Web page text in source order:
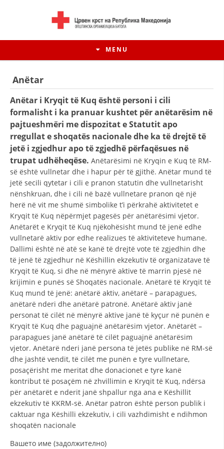
MENU
HISTORIA E LËVIZJES
HISTORIA E KRYQIT TË KUQ
STRUKTURA E ORGANIZATËS
KONTAKT INFORMACIONE
ANËTARËSIMI NË STRUKTURAT PROFESIONALE
LIGJI I KRYQIT TË KUQ
STATUTI I KRYQIT TË KUQ
ORGANIZIMI DHE ZHVILLIMI
BORDI DREJTUES
STRUKTURA DHE STRUKTURA ORGANIZATIVE
Anëtar
Anëtar i Kryqit të Kuq është personi i cili
formalisht i ka pranuar kushtet për anëtarësim në
pajtueshmëri me dispozitat e Statutit apo
rregullat e shoqatës nacionale dhe ka të drejtë të
jetë i zgjedhur apo të zgjedhë përfaqësues në
trupat udhëheqëse. Anëtarësimi në Kryqin e Kuq të RM-
së është vullnetar dhe i hapur për të gjithë. Anëtar mund të
jetë secili qytetar i cili e pranon statutin dhe vullnetarisht
nënshkruan, dhe i cili në bazë vullnetare pranon që një
herë në vit me shumë simbolike t’i përkrahë aktivitetet e
Kryqit të Kuq nëpërmjet pagesës për anëtarësimi vjetor.
Anëtarët e Kryqit të Kuq njëkohësisht mund të jenë edhe
vullnetarë aktiv por edhe realizues të aktiviteteve humane.
Dallimi është në atë se kanë të drejtë vote të zgjedhin dhe
të jenë të zgjedhur në Këshillin ekzekutiv të organizatave të
Kryqit të Kuq, si dhe në mënyrë aktive të marrin pjesë në
krijimin e punës së Shoqatës nacionale. Anëtarë të Kryqit të
Kuq mund të jenë: anëtarë aktiv, anëtarë – parapagues,
anëtarë nderi dhe anëtarë patronë. Anëtarë aktiv janë
personat të cilët në mënyrë aktive janë të kyçur në punën e
Kryqit të Kuq dhe paguajnë anëtarësim vjetor. Anëtarët –
parapagues janë anëtarë të cilët paguajnë anëtarësim
vjetor. Anëtarë nderi janë persona të jetës publike në RM-së
dhe jashtë vendit, të cilët me punën e tyre vullnetare,
posaçërisht me meritat dhe donacionet e tyre kanë
kontribut të posaçëm në zhvillimin e Kryqit të Kuq, ndërsa
për anëtarët e nderit janë shpallur nga ana e Këshillit
ekzekutiv të KKRM-së. Anëtar patron është person publik i
caktuar nga Këshilli ekzekutiv, i cili vazhdimisht e ndihmon
shoqatën nacionale
Вашето име (задолжително)